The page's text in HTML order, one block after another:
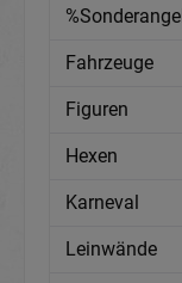
Fahrzeuge
Figuren
Hexen
Karneval
Leinwände